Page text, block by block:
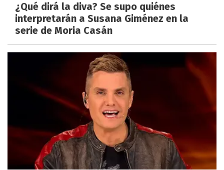
¿Qué dirá la diva? Se supo quiénes
interpretarán a Susana Giménez en la
serie de Moria Casán